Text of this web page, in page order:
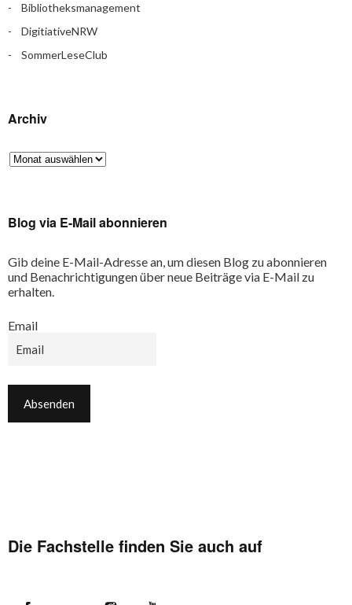
Bibliotheksmanagement
DigitiativeNRW
SommerLeseClub
Archiv
Blog via E-Mail abonnieren
Gib deine E-Mail-Adresse an, um diesen Blog zu abonnieren
und Benachrichtigungen über neue Beiträge via E-Mail zu
erhalten.
Email
Die Fachstelle finden Sie auch auf